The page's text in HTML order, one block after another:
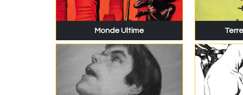
Monde Ultime